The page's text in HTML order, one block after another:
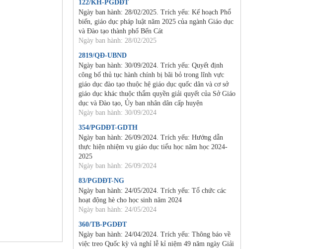
122/KH-PGDĐT
Ngày ban hành: 28/02/2025. Trích yếu: Kế hoạch Phổ
biến, giáo dục pháp luật năm 2025 của ngành Giáo dục
và Đào tạo thành phố Bến Cát
Ngày ban hành: 28/02/2025
2819/QĐ-UBND
Ngày ban hành: 30/09/2024. Trích yếu: Quyết định
công bố thủ tục hành chính bị bãi bỏ trong lĩnh vực
giáo dục đào tạo thuộc hệ giáo dục quốc dân và cơ sở
giáo dục khác thuộc thẩm quyền giải quyết của Sở Giáo
dục và Đào tạo, Ủy ban nhân dân cấp huyện
Ngày ban hành: 30/09/2024
354/PGDĐT-GDTH
Ngày ban hành: 26/09/2024. Trích yếu: Hướng dẫn
thực hiện nhiệm vụ giáo dục tiểu học năm học 2024-
2025
Ngày ban hành: 26/09/2024
83/PGDĐT-NG
Ngày ban hành: 24/05/2024. Trích yếu: Tổ chức các
hoạt động hè cho học sinh năm 2024
Ngày ban hành: 24/05/2024
360/TB-PGDĐT
Ngày ban hành: 24/04/2024. Trích yếu: Thông báo về
việc treo Quốc kỳ và nghỉ lễ kỉ niệm 49 năm ngày Giải